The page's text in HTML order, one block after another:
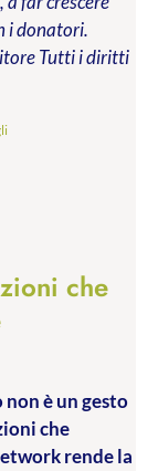
i donatori.
Tutti i diritti
che
è un gesto
che
rende la